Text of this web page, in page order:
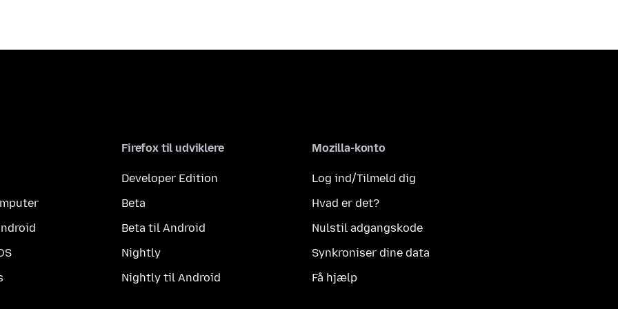
Firefox til udviklere
Developer Edition
Beta
Beta til Android
Nightly
Nightly til Android
Mozilla-konto
Log ind/Tilmeld dig
Hvad er det?
Nulstil adgangskode
Synkroniser dine data
Få hjælp